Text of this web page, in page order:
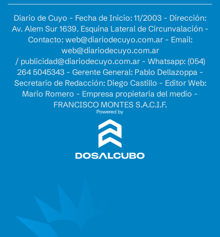
Diario de Cuyo - Fecha de Inicio: 11/2003 - Dirección:
Av. Alem Sur 1639. Esquina Lateral de Circunvalación -
Contacto: web@diariodecuyo.com.ar- Email:
web@diariodecuyo.com.ar
/ publicidad@diariodecuyo.com.ar- Whatsapp: (054)
264 5045343 - Gerente General: Pablo Dellazoppa -
Secretario de Redacción: Diego Castillo - Editor Web:
Mario Romero - Empresa propietaria del medio -
FRANCISCO MONTES S.A.C.I.F.